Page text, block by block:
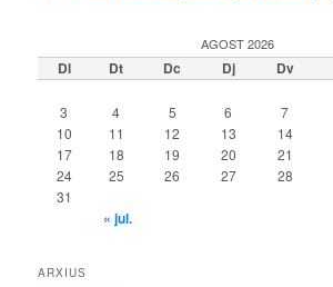
AGOST 2026
Dl Dt Dc Dj Dv
3
4 5 6 7
10
11 12 13 14
17
18 19 20 21
24
25 26 27 28
31
« jul.
ARXIUS